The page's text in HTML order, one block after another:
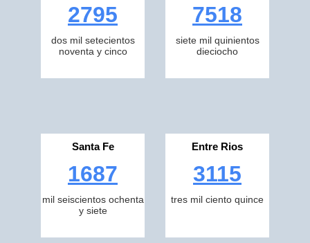
2795
dos mil setecientos
noventa y cinco
7518
siete mil quinientos
dieciocho
Santa Fe
1687
mil seiscientos ochenta
y siete
Entre Rios
3115
tres mil ciento quince